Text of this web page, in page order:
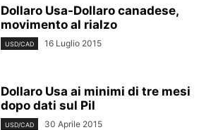
Dollaro Usa-Dollaro canadese,
movimento al rialzo
USD/CAD 16 Luglio 2015
Dollaro Usa ai minimi di tre mesi
dopo dati sul Pil
USD/CAD 30 Aprile 2015